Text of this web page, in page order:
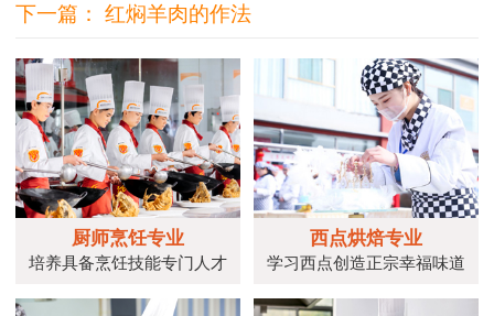
下一篇： 红焖羊肉的作法
厨师烹饪专业
培养具备烹饪技能专门人才
西点烘焙专业
学习西点创造正宗幸福味道